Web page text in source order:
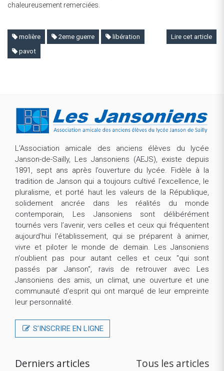
chaleureusement remerciées.
Lire cet article
molière 2eme guerre
libération
pavot
L’Association amicale des anciens élèves du lycée
Janson-de-Sailly, Les Jansoniens (AEJS), existe depuis
1891, sept ans après l’ouverture du lycée. Fidèle à la
tradition de Janson qui a toujours cultivé l’excellence, le
pluralisme, et porté haut les valeurs de la République,
solidement ancrée dans les réalités du monde
contemporain, Les Jansoniens sont délibérément
tournés vers l’avenir, vers celles et ceux qui fréquentent
aujourd'hui l'établissement, qui se préparent à animer,
vivre et piloter le monde de demain. Les Jansoniens
n'oublient pas pour autant celles et ceux "qui sont
passés par Janson", ravis de retrouver avec Les
Jansoniens des amis, un climat, une ouverture et une
communauté d'esprit qui ont marqué de leur empreinte
leur personnalité.
S’INSCRIRE EN LIGNE
Derniers articles Tous les articles